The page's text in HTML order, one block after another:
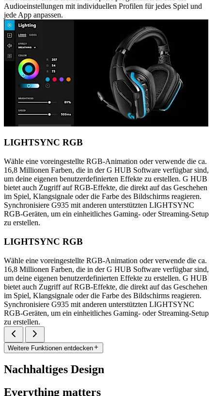
Audioeinstellungen mit individuellen Profilen für jedes Spiel und
jede App anpassen.
LIGHTSYNC RGB
Wähle eine voreingestellte RGB-Animation oder verwende die ca.
16,8 Millionen Farben, die in der G HUB Software verfügbar sind,
um deine eigenen benutzerdefinierten Effekte zu erstellen. G HUB
bietet auch Zugriff auf RGB-Effekte, die direkt auf das Geschehen
im Spiel, Klangsignale oder die Farbe des Bildschirms reagieren.
Synchronisiere G935 mit anderen unterstützten LIGHTSYNC
RGB-Geräten, um ein einheitliches Gaming- oder Streaming-Setup
zu erstellen.
LIGHTSYNC RGB
Wähle eine voreingestellte RGB-Animation oder verwende die ca.
16,8 Millionen Farben, die in der G HUB Software verfügbar sind,
um deine eigenen benutzerdefinierten Effekte zu erstellen. G HUB
bietet auch Zugriff auf RGB-Effekte, die direkt auf das Geschehen
im Spiel, Klangsignale oder die Farbe des Bildschirms reagieren.
Synchronisiere G935 mit anderen unterstützten LIGHTSYNC
RGB-Geräten, um ein einheitliches Gaming- oder Streaming-Setup
zu erstellen.
Weitere Funktionen entdecken
Nachhaltiges Design
Everything matters